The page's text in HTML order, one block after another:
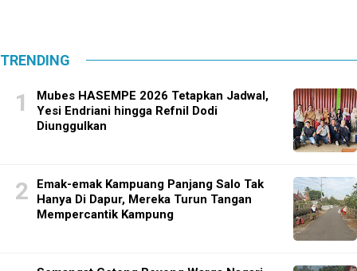
TRENDING
Mubes HASEMPE 2026 Tetapkan Jadwal,
Yesi Endriani hingga Refnil Dodi
Diunggulkan
Emak-emak Kampuang Panjang Salo Tak
Hanya Di Dapur, Mereka Turun Tangan
Mempercantik Kampung